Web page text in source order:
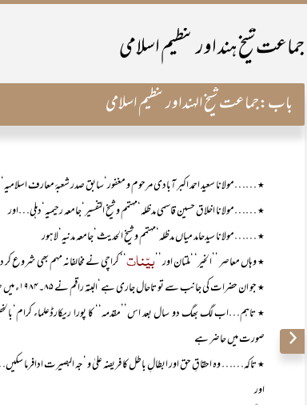
جماعت شیخ ہند اور تنظیم اسلامی
باب:جماعت شیخ الہنداورتنظیم اسلامی
٭ ……مولانا سعید احمد اکبر آبادی مرحوم و مغفور‘سابق صدر شعبۂ معارف اسلامیہ‘
٭ ……مولانا اخلاق حسین قاسمی مدظلہ‘مہتمم و شیخ التفسیر‘جامعہ رحیمیہ‘دہلی…اور
٭ ……مولانا سیدحامد میاں مدظلہ‘مہتمم و شیخ الحدیث‘جامعہ مدنیہ‘لاہور
٭ وہاں معاصر ’’الخیر‘ ‘ملتان اور ’’ بیّنات‘‘ کراچی نے مخالفانہ مہم بھی شروع
٭ جو ان حضرات کی جانب سے تو تاحال جاری ہے‘البتہ راقم نے ۸۵۔۱۹۸۴ء میں ضروری وضاحتوں کے بعد اپنی جانب سے بحث منقطع کر دی تھی۔
٭ تاہم…اب لگ بھگ دو سال بعد اس’’مقدمہ‘‘ کا پورا ریکارڈعلماء
صورت میں حاضر ہے
٭ تاکہ…… وہ احقاقِ حق اور ابطالِ باطل کا فریضہ علیٰ و ‘جہ البصیرت ادافرما
اور